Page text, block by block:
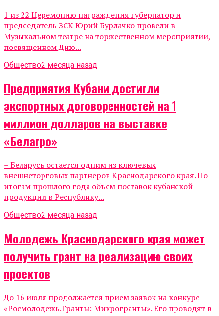
1 из 22 Церемонию награждения губернатор и
председатель ЗСК Юрий Бурлачко провели в
Музыкальном театре на торжественном мероприятии,
посвященном Дню...
Общество2 месяца назад
Предприятия Кубани достигли
экспортных договоренностей на 1
миллион долларов на выставке
«Белагро»
– Беларусь остается одним из ключевых
внешнеторговых партнеров Краснодарского края. По
итогам прошлого года объем поставок кубанской
продукции в Республику...
Общество2 месяца назад
Молодежь Краснодарского края может
получить грант на реализацию своих
проектов
До 16 июля продолжается прием заявок на конкурс
«Росмолодежь.Гранты: Микрогранты». Его проводят в